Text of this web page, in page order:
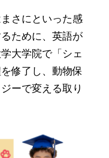
さにといった感
ために、英語が
大学院で「シェ
修了し、動物保
ーで変える取り